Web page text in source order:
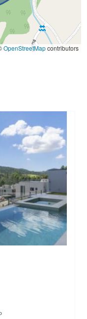
OpenStreetMapcontributors